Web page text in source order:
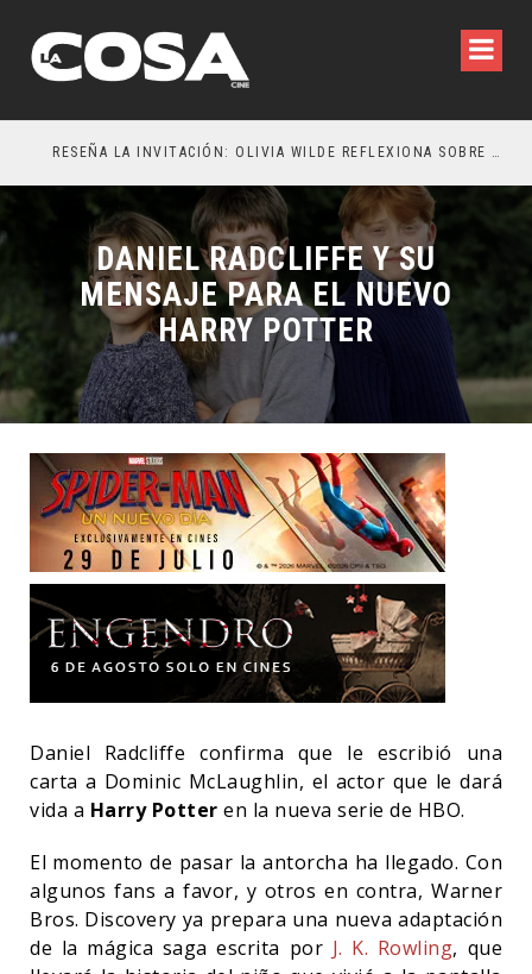
RESEÑA LA INVITACIÓN: OLIVIA WILDE REFLEXIONA SOBRE LA VIDA CONYUGAL
DANIEL RADCLIFFE Y SU
MENSAJE PARA EL NUEVO
HARRY POTTER
Daniel Radcliffe confirma que le escribió una
carta a Dominic McLaughlin, el actor que le dará
vida a Harry Potter en la nueva serie de HBO.
El momento de pasar la antorcha ha llegado. Con
algunos fans a favor, y otros en contra, Warner
Bros. Discovery ya prepara una nueva adaptación
de la mágica saga escrita por J. K. Rowling, que